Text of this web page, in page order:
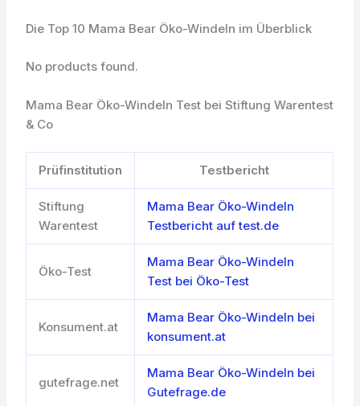
Die Top 10 Mama Bear Öko-Windeln im Überblick
No products found.
Mama Bear Öko-Windeln Test bei Stiftung Warentest
& Co
Prüfinstitution Testbericht
Stiftung
Warentest
Mama Bear Öko-Windeln
Testbericht auf test.de
Öko-Test
Mama Bear Öko-Windeln
Test bei Öko-Test
Konsument.at
Mama Bear Öko-Windeln bei
konsument.at
gutefrage.net
Mama Bear Öko-Windeln bei
Gutefrage.de